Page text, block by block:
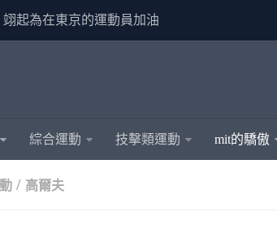
翊起為在東京的運動員加油
綜合運動 技擊類運動 mit的驕傲
/ 高爾夫